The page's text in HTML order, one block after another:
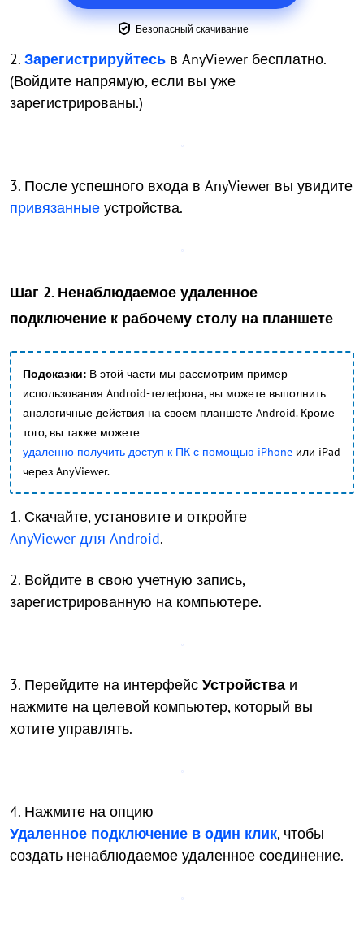
Безопасный скачивание
2. Зарегистрируйтесь в AnyViewer бесплатно.
(Войдите напрямую, если вы уже
зарегистрированы.)
3. После успешного входа в AnyViewer вы увидите
привязанные устройства.
Шаг 2. Ненаблюдаемое удаленное
подключение к рабочему столу на планшете
Подсказки: В этой части мы рассмотрим пример
использования Android-телефона, вы можете выполнить
аналогичные действия на своем планшете Android. Кроме
того, вы также можете
удаленно получить доступ к ПК с помощью iPhone или iPad
через AnyViewer.
1. Скачайте, установите и откройте
AnyViewer для Android.
2. Войдите в свою учетную запись,
зарегистрированную на компьютере.
3. Перейдите на интерфейс Устройства и
нажмите на целевой компьютер, который вы
хотите управлять.
4. Нажмите на опцию
Удаленное подключение в один клик, чтобы
создать ненаблюдаемое удаленное соединение.